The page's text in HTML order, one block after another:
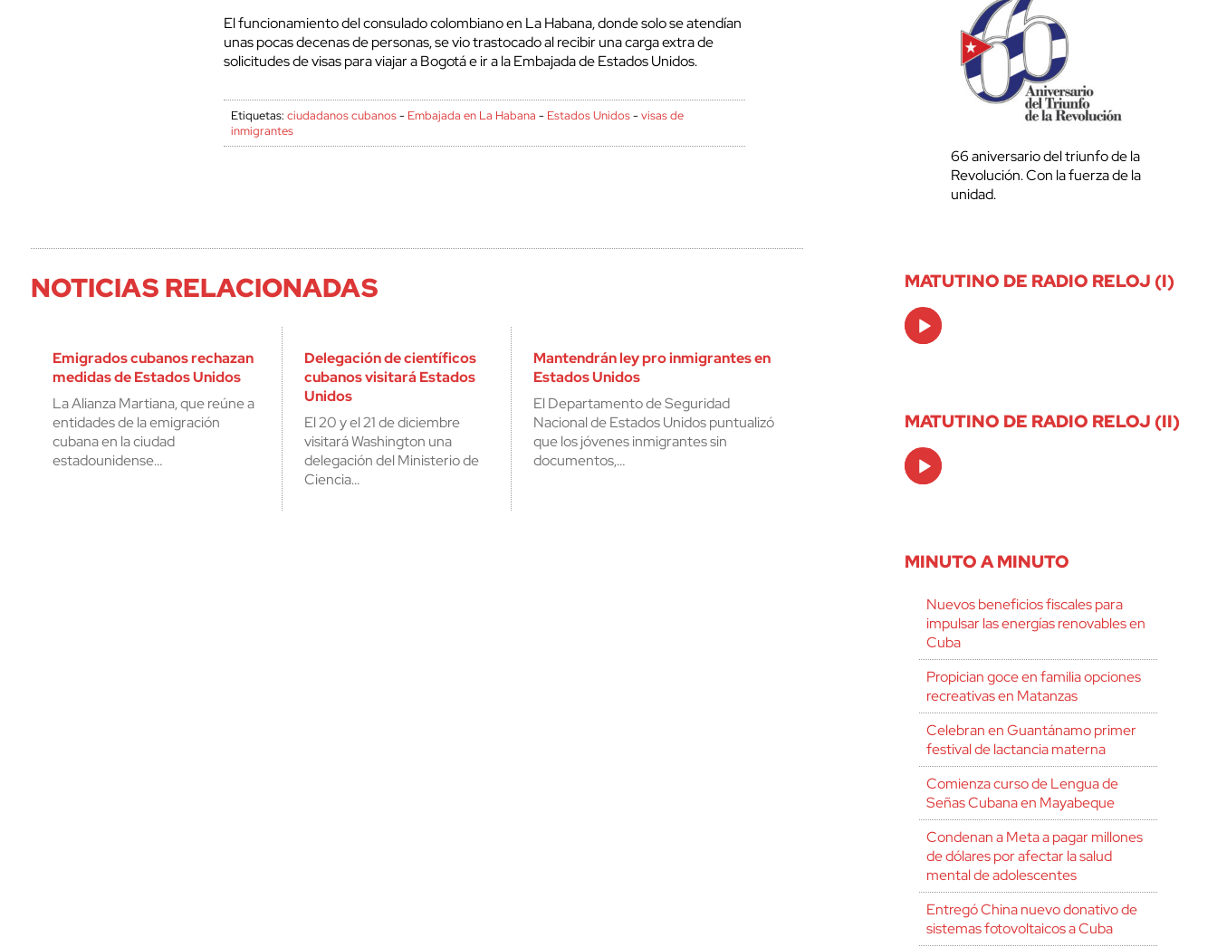
El funcionamiento del consulado colombiano en La Habana, donde solo se atendían
unas pocas decenas de personas, se vio trastocado al recibir una carga extra de
solicitudes de visas para viajar a Bogotá e ir a la Embajada de Estados Unidos.
Etiquetas:ciudadanos cubanos- Embajada en La Habana - Estados Unidos-visas de
inmigrantes
NOTICIAS RELACIONADAS
Emigrados cubanos rechazan
medidas de Estados Unidos
La Alianza Martiana, que reúne a
entidades de la emigración
cubana en la ciudad
estadounidense…
Delegación de científicos
cubanos visitará Estados
Unidos
El 20 y el 21 de diciembre
visitará Washington una
delegación del Ministerio de
Ciencia…
Mantendrán ley pro inmigrantes en
Estados Unidos
El Departamento de Seguridad
Nacional de Estados Unidos puntualizó
que los jóvenes inmigrantes sin
documentos,…
66 aniversario del triunfo de la
Revolución. Con la fuerza de la
unidad.
MATUTINO DE RADIO RELOJ (I)
Audio
Player
MATUTINO DE RADIO RELOJ (II)
Audio
Player
MINUTO A MINUTO
Nuevos beneficios fiscales para
impulsar las energías renovables en
Cuba
Propician goce en familia opciones
recreativas en Matanzas
Celebran en Guantánamo primer
festival de lactancia materna
Comienza curso de Lengua de
Señas Cubana en Mayabeque
Condenan a Meta a pagar millones
de dólares por afectar la salud
mental de adolescentes
Entregó China nuevo donativo de
sistemas fotovoltaicos a Cuba